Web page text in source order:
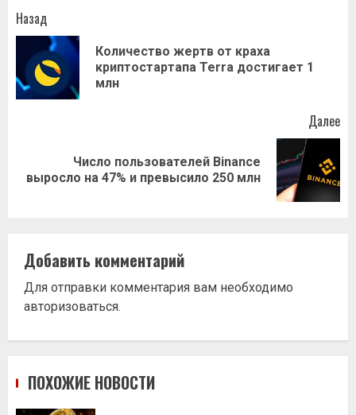
Навигация
записи
Назад
Количество жертв от краха
криптостартапа Terra достигает 1
млн
Далее
Следующая
запись:
Число пользователей Binance
выросло на 47% и превысило 250 млн
Добавить комментарий
Для отправки комментария вам необходимо
авторизоваться.
ПОХОЖИЕ НОВОСТИ